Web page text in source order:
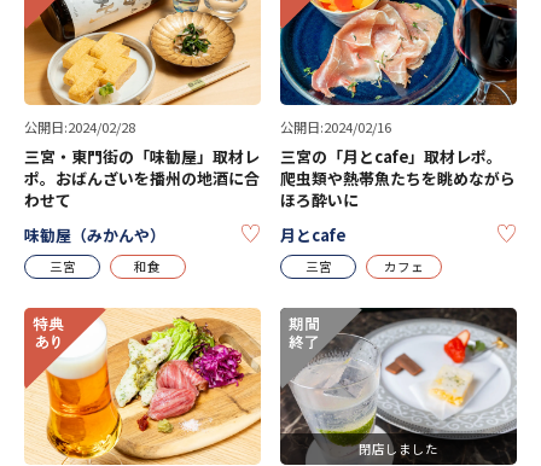
公開日:2024/02/28
三宮・東門街の「味勧屋」取材レ
ポ。おばんざいを播州の地酒に合
わせて
味勧屋（みかんや）
KEEP
三宮 和食
公開日:2024/02/16
三宮の「月とcafe」取材レポ。
爬虫類や熱帯魚たちを眺めながら
ほろ酔いに
月とcafe
三宮 カフェ
閉店しました